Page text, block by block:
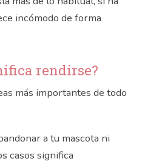
incómodo de forma
rendirse?
más importantes de todo
a tu mascota ni
casos significa